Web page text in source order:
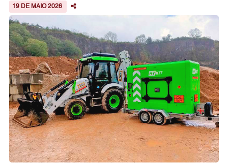
19 DE MAIO 2026